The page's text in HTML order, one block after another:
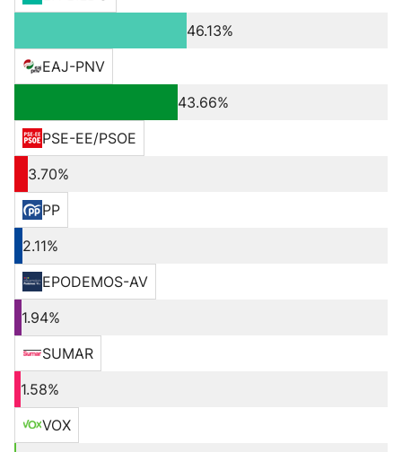
46.13%
EAJ-PNV
43.66%
PSE-EE/PSOE
3.70%
PP
2.11%
EPODEMOS-AV
1.94%
SUMAR
1.58%
VOX